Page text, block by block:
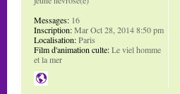
Messages: 16
Inscription:Mar Oct 28, 2014 8:50 pm
Localisation:Paris
Film d'animation culte:Le viel homme
et la mer